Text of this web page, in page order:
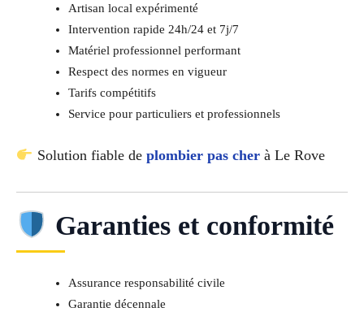
Artisan local expérimenté
Intervention rapide 24h/24 et 7j/7
Matériel professionnel performant
Respect des normes en vigueur
Tarifs compétitifs
Service pour particuliers et professionnels
Solution fiable de plombier pas cherà Le Rove
Garanties et conformité
Assurance responsabilité civile
Garantie décennale